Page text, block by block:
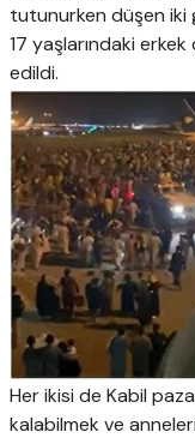
tutunurken düşen iki
17 yaşlarındaki
edildi.
Her ikisi de Kabil
kalabilmek ve